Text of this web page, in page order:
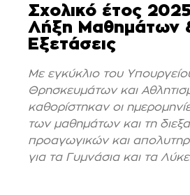
Σχολικό έτος
Λήξη Μαθημάτων
Εξετάσεις
Με εγκύκλιο του
Θρησκευμάτων και
καθορίστηκαν οι
των μαθημάτων και τη
προαγωγικών και
για τα Γυμνάσια και τα